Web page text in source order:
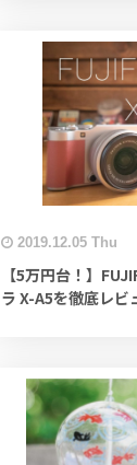
2019.12.05 Thu
【5万円台！】
ラ X-A5を徹底レビ